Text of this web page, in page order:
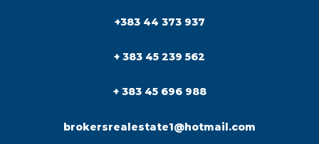
+383 44 373 937
+ 383 45 239 562
+ 383 45 696 988
brokersrealestate1@hotmail.com